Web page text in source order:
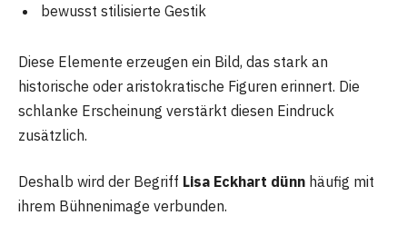
bewusst stilisierte Gestik
Diese Elemente erzeugen ein Bild, das stark an
historische oder aristokratische Figuren erinnert. Die
schlanke Erscheinung verstärkt diesen Eindruck
zusätzlich.
Deshalb wird der Begriff Lisa Eckhart dünn häufig mit
ihrem Bühnenimage verbunden.